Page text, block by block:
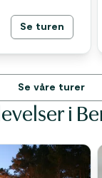
Se turen
Se våre turer
i